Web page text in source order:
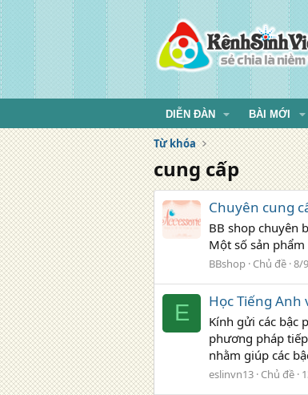
DIỄN ĐÀN BÀI MỚI
Từ khóa
cung cấp
Chuyên cung
BB shop chuyên
Một số sản
BBshop Chủ đề 8/
E Học Tiếng
Kính gửi các bậc
phương pháp
nhằm giúp các
eslinvn13 Chủ đề